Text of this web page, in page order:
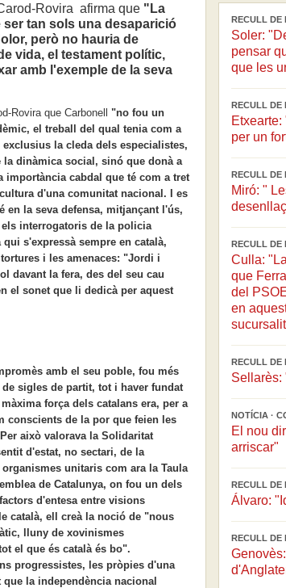
Rovira afirma que "La
tan sols una desaparició
però no hauria de
vida, el testament polític,
amb l'exemple de la seva
Rovira que Carbonell "no fou un
el treball del qual tenia com a
la cleda dels especialistes,
la dinàmica social, sinó que donà a
importància cabdal que té com a tret
d'una comunitat nacional. I es
en la seva defensa, mitjançant l'ús,
interrogatoris de la policia
qui s'expressà sempre en català,
i les amenaces: "Jordi i
davant la fera, des del seu cau
el sonet que li dedicà per aquest
amb el seu poble, fou més
sigles de partit, tot i haver fundat
força dels catalans era, per a
conscients de la por que feien les
això valorava la Solidaritat
d'estat, no sectari, de la
unitaris com ara la Taula
de Catalunya, on fou un dels
d'entesa entre visions
català, ell creà la noció de "nous
lluny de xovinismes
el que és català és bo".
progressistes, les pròpies d'una
la independència nacional
RECULL DE
Soler:
pensar
que les
RECULL DE
per un
RECULL DE
Miró: "
RECULL DE
Culla:
que
del
en
RECULL DE
Sellarès:
NOTÍCIA ·
El nou
arriscar"
RECULL DE
Álvaro:
RECULL DE